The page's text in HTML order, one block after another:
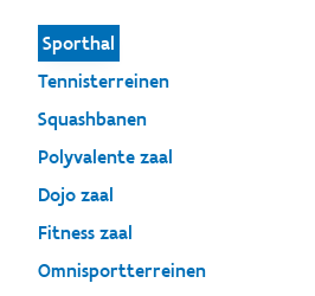
Sporthal
Tennisterreinen
Squashbanen
Polyvalente zaal
Dojo zaal
Fitness zaal
Omnisportterreinen